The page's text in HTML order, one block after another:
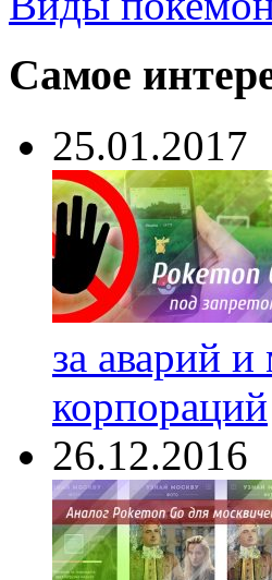
Самое
25.01.2017
за аварий и
корпораций
26.12.2016